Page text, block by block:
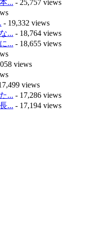
... - 25,757 views
- 19,332 views
... - 18,764 views
... - 18,655 views
views
views
... - 17,286 views
... - 17,194 views